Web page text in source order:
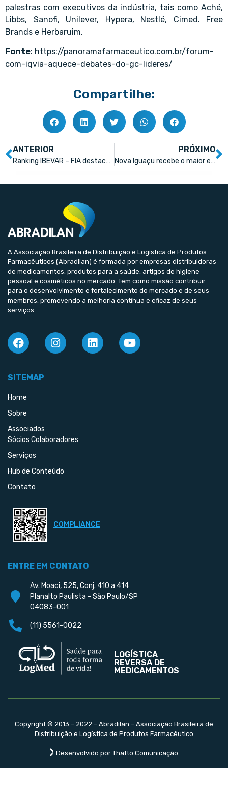
palestras com executivos da indústria, tais como Aché,
Libbs, Sanofi, Unilever, Hypera, Nestlé, Cimed. Free
Brands e Herbaruim.
Fonte: https://panoramafarmaceutico.com.br/forum-
com-iqvia-aquece-debates-do-gc-lideres/
Compartilhe:
ANTERIOR
Ranking IBEVAR – FIA destaca inovações em ESG e Futuro do Varejo e tem Abradilan como uma das apoiadoras
PRÓXIMO
Nova Iguaçu recebe o maior evento de farmácias da Baixada Fluminense
A Associação Brasileira de Distribuição e Logística de Produtos
Farmacêuticos (Abradilan) é formada por empresas distribuidoras
de medicamentos, produtos para a saúde, artigos de higiene
pessoal e cosméticos no mercado. Tem como missão contribuir
para o desenvolvimento e fortalecimento do mercado e de seus
membros, promovendo a melhoria contínua e eficaz de seus
serviços.
SITEMAP
Home
Sobre
Associados
Sócios Colaboradores
Serviços
Hub de Conteúdo
Contato
COMPLIANCE
ENTRE EM CONTATO
Av. Moaci, 525, Conj. 410 a 414
Planalto Paulista - São Paulo/SP
04083-001
(11) 5561-0022
LOGÍSTICA
REVERSA DE
MEDICAMENTOS
Copyright © 2013 – 2022 – Abradilan – Associação Brasileira de
Distribuição e Logística de Produtos Farmacêutico
Desenvolvido por Thatto Comunicação